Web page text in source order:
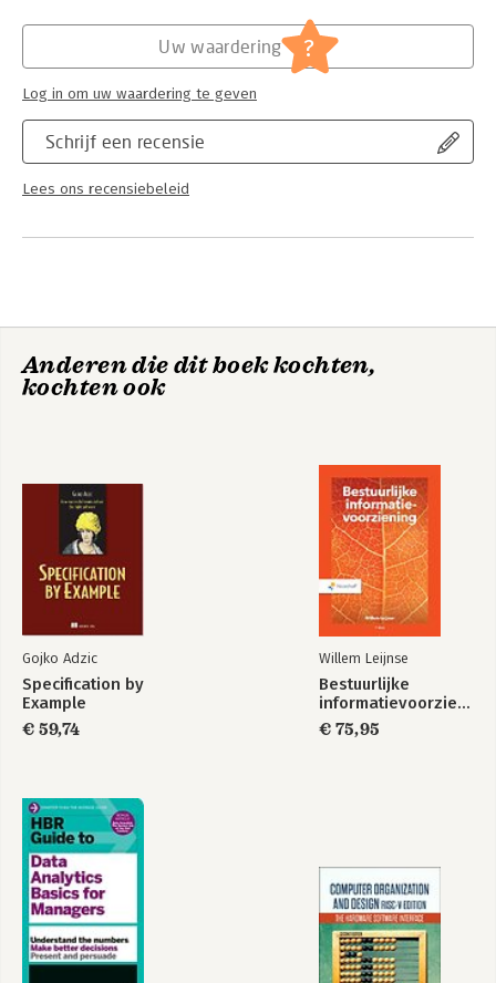
should alarm us only when they function without regard for
social norms and values, and thereby weaken the fabric of
IT-management / ICT
Schrijf een recensie
Lees ons recensiebeleid
Uw waardering ?
Log in om uw waardering te geven
Anderen die dit boek kochten,
kochten ook
Gojko Adzic
Specification by
Example
€ 59,74
Willem Leijnse
Bestuurlijke
informatievoorziening
€ 75,95